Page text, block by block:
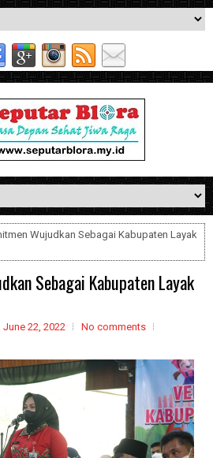
Wujudkan Sebagai Kabupaten Layak
Sebagai Kabupaten Layak
22, 2022 No comments